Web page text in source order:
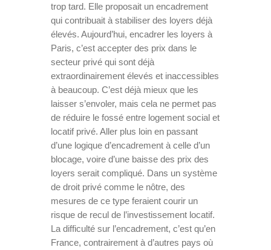
trop tard. Elle proposait un encadrement
qui contribuait à stabiliser des loyers déjà
élevés. Aujourd’hui, encadrer les loyers à
Paris, c’est accepter des prix dans le
secteur privé qui sont déjà
extraordinairement élevés et inaccessibles
à beaucoup. C’est déjà mieux que les
laisser s’envoler, mais cela ne permet pas
de réduire le fossé entre logement social et
locatif privé. Aller plus loin en passant
d’une logique d’encadrement à celle d’un
blocage, voire d’une baisse des prix des
loyers serait compliqué. Dans un système
de droit privé comme le nôtre, des
mesures de ce type feraient courir un
risque de recul de l’investissement locatif.
La difficulté sur l’encadrement, c’est qu’en
France, contrairement à d’autres pays où